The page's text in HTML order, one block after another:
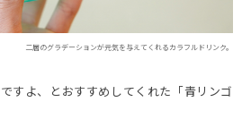
二層のグラデーションが元気を与えてくれるカラフルドリンク。
すよ、とおすすめしてくれた「青リンゴ